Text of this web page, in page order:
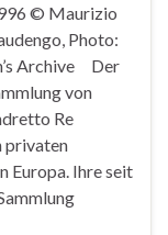
© Maurizio
Photo:
Archive Der
von
Re
privaten
Europa. Ihre seit